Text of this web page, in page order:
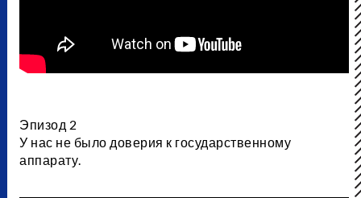
Эпизод 2
У нас не было доверия к государственному
аппарату.